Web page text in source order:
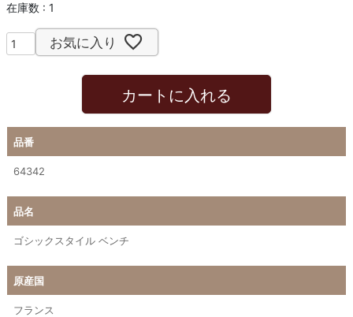
在庫数 1
お気に入り
カートに入れる
品番
64342
品名
ゴシックスタイル ベンチ
原産国
フランス